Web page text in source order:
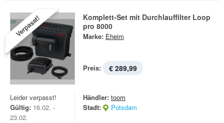
Verpasst!
Komplett-Set mit Durchlauffilter Loop
pro 8000
Marke: Eheim
Preis: € 289,99
Leider verpasst!
Gültig: 16.02. -
23.02.
Händler: toom
Stadt:
Potsdam